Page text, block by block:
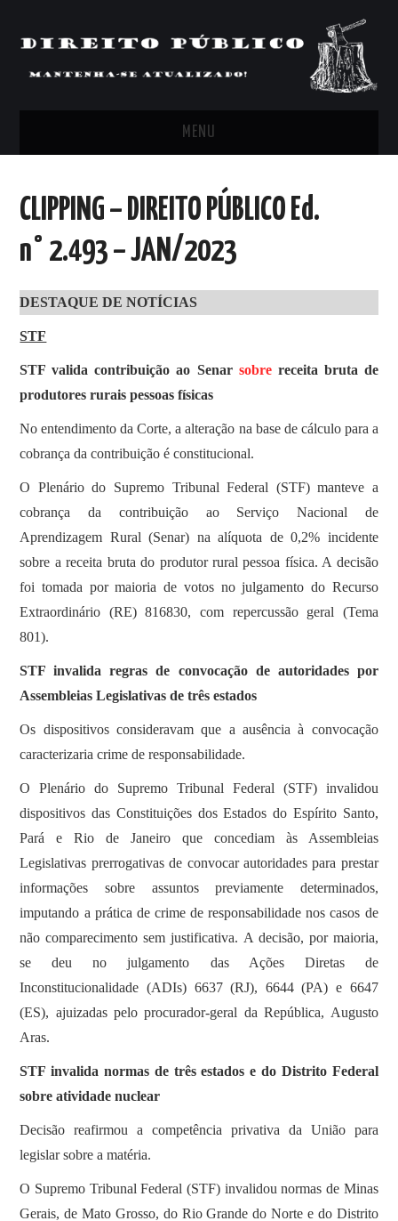
MENU
ARTIGOS, COMENTÁRIOS E PONTOS
DE VISTA
CLIPPING’S
SOBRE
CLIPPING – DIREITO PÚBLICO Ed.
n° 2.493 – JAN/2023
DESTAQUE DE NOTÍCIAS
STF
STF valida contribuição ao Senar sobrereceita bruta de
produtores rurais pessoas físicas
No entendimento da Corte, a alteração na base de cálculo para a
cobrança da contribuição é constitucional.
O Plenário do Supremo Tribunal Federal (STF) manteve a
cobrança da contribuição ao Serviço Nacional de
Aprendizagem Rural (Senar) na alíquota de 0,2% incidente
sobre a receita bruta do produtor rural pessoa física. A decisão
foi tomada por maioria de votos no julgamento do Recurso
Extraordinário (RE) 816830, com repercussão geral (Tema
801).
STF invalida regras de convocação de autoridades por
Assembleias Legislativas de três estados
Os dispositivos consideravam que a ausência à convocação
caracterizaria crime de responsabilidade.
O Plenário do Supremo Tribunal Federal (STF) invalidou
dispositivos das Constituições dos Estados do Espírito Santo,
Pará e Rio de Janeiro que concediam às Assembleias
Legislativas prerrogativas de convocar autoridades para prestar
informações sobre assuntos previamente determinados,
imputando a prática de crime de responsabilidade nos casos de
não comparecimento sem justificativa. A decisão, por maioria,
se deu no julgamento das Ações Diretas de
Inconstitucionalidade (ADIs) 6637 (RJ), 6644 (PA) e 6647
(ES), ajuizadas pelo procurador-geral da República, Augusto
Aras.
STF invalida normas de três estados e do Distrito Federal
sobre atividade nuclear
Decisão reafirmou a competência privativa da União para
legislar sobre a matéria.
O Supremo Tribunal Federal (STF) invalidou normas de Minas
Gerais, de Mato Grosso, do Rio Grande do Norte e do Distrito